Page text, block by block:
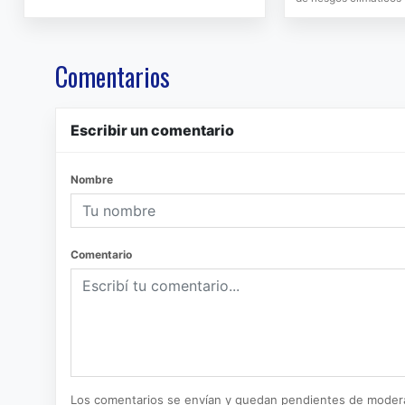
Comentarios
Escribir un comentario
Nombre
Comentario
Los comentarios se envían y quedan pendientes de